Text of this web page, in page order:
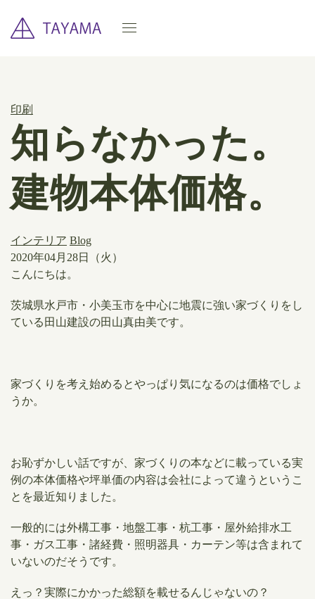
印刷
知らなかった。
建物本体価格。
インテリア Blog
2020年04月28日（火）
こんにちは。
茨城県水戸市・小美玉市を中心に地震に強い家づくりをし
ている田山建設の田山真由美です。
家づくりを考え始めるとやっぱり気になるのは価格でしょ
うか。
お恥ずかしい話ですが、家づくりの本などに載っている実
例の本体価格や坪単価の内容は会社によって違うというこ
とを最近知りました。
一般的には外構工事・地盤工事・杭工事・屋外給排水工
事・ガス工事・諸経費・照明器具・カーテン等は含まれて
いないのだそうです。
えっ？実際にかかった総額を載せるんじゃないの？